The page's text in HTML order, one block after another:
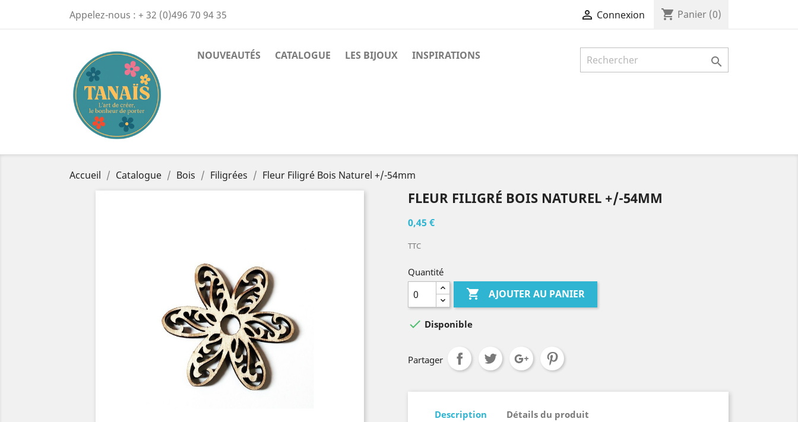
Appelez-nous : + 32 (0)496 70 94 35  Connexion shopping_cart Panier (0)
NOUVEAUTÉS CATALOGUE LES BIJOUX INSPIRATIONS 
Accueil Catalogue Bois Filigrées Fleur Filigré Bois Naturel +/-54mm
FLEUR FILIGRÉ BOIS NATUREL +/-54MM
0,45 €
TTC
Quantité
 AJOUTER AU PANIER
 Disponible
Partager
Description Détails du produit